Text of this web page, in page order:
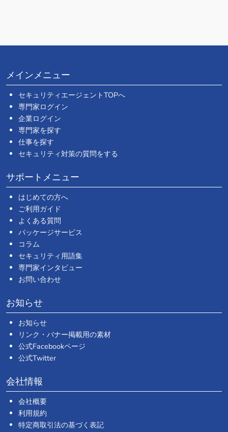
メインメニュー
セキュリティエージェントTOPへ
専門家ログイン
企業ログイン
専門家を探す
仕事を探す
セキュリティ対策の質問をする
サポートメニュー
はじめての方へ
ご利用ガイド
よくある質問
パッケージサービス
コラム
セキュリティ用語集
専門家インタビュー
お問い合わせ
お知らせ
お知らせ
リンク・バナー掲載用の素材
公式Facebookページ
公式Twitter
会社情報
会社概要
利用規約
特定商取引法の基づく表記